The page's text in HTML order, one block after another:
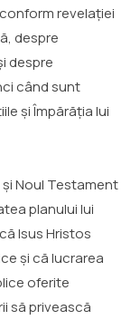
revelației
despre
despre
când sunt
și Împărăția lui
Noul Testament
planului lui
Isus Hristos
și că lucrarea
oferite
să privească